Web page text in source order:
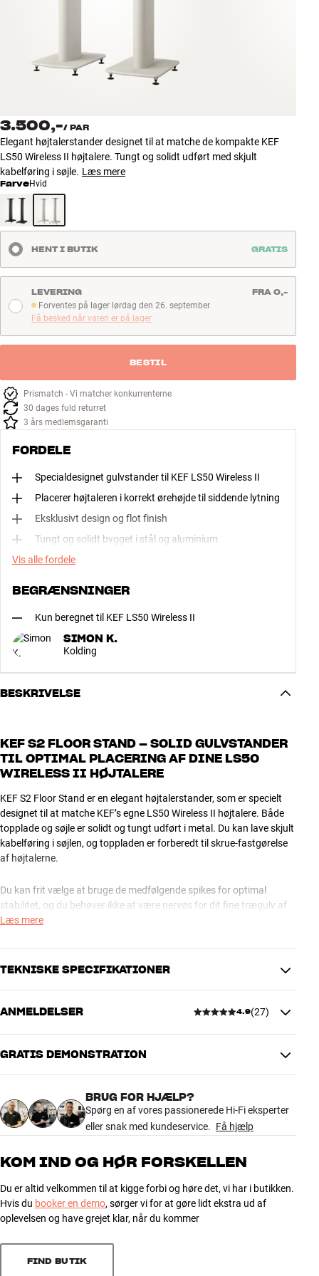
INSPIRATION
NYHEDER
TILBUD
Find Butik
Log ind
Byg med Lyd
3.500,-/ PAR
Elegant højtalerstander designet til at matche de kompakte KEF
LS50 Wireless II højtalere. Tungt og solidt udført med skjult
kabelføring i søjle. Læs mere
FarveHvid
HENT I BUTIK GRATIS
Forventes på lager lørdag den 26. september
Forventes på lager lørdag den 26. september
Få besked når varen er på lager
LEVERING FRA 0,-
BESTIL
Prismatch - Vi matcher konkurrenterne
30 dages fuld returret
3 års medlemsgaranti
FORDELE
Specialdesignet gulvstander til KEF LS50 Wireless II
Placerer højtaleren i korrekt ørehøjde til siddende lytning
Eksklusivt design og flot finish
Tungt og solidt bygget i stål og aluminium
Vis alle fordele
BEGRÆNSNINGER
Kun beregnet til KEF LS50 Wireless II
SIMON K.
Kolding
BESKRIVELSE
KEF S2 FLOOR STAND – SOLID GULVSTANDER
TIL OPTIMAL PLACERING AF DINE LS50
WIRELESS II HØJTALERE
KEF S2 Floor Stand er en elegant højtalerstander, som er specielt
designet til at matche KEF’s egne LS50 Wireless II højtalere. Både
topplade og søjle er solidt og tungt udført i metal. Du kan lave skjult
kabelføring i søjlen, og toppladen er forberedt til skrue-fastgørelse
af højtalerne.
Du kan frit vælge at bruge de medfølgende spikes for optimal
stabilitet, og du behøver ikke at være nervøs for dit fine trægulv af
den grund. I så fald bruger du nemlig bare de medfølgende
være endnu mere tungt og stabilt, kan du fylde søjlen med tørt sand
eller tilsvarende.
Mere fra KEF
Læs mere
TEKNISKE SPECIFIKATIONER
DIMENSIONER OG DESIGN
Farve
Hvid
Vægt (kg)
Mål (emballage)
x dybde)
Mål (produkt)
29 x 65 x 31,5 cm (bredde x højde
x dybde)
GENERELLE EGENSKABER
Gulvstander til KEF LS50 Wireless II
Skruehuller i topplade til fastgørelse af højtaler
Skjult kabelføring i søjle
ANMELDELSER 4.9(27)
4.9
27 anmeldelser
3 0
2
GRATIS DEMONSTRATION
BRUG FOR HJÆLP?
Spørg en af vores passionerede Hi-Fi eksperter
eller snak med kundeservice. Få hjælp
KOM IND OG HØR FORSKELLEN
Du er altid velkommen til at kigge forbi og høre det, vi har i butikken.
Hvis du booker en demo, sørger vi for at gøre lidt ekstra ud af
oplevelsen og have grejet klar, når du kommer
FIND BUTIK